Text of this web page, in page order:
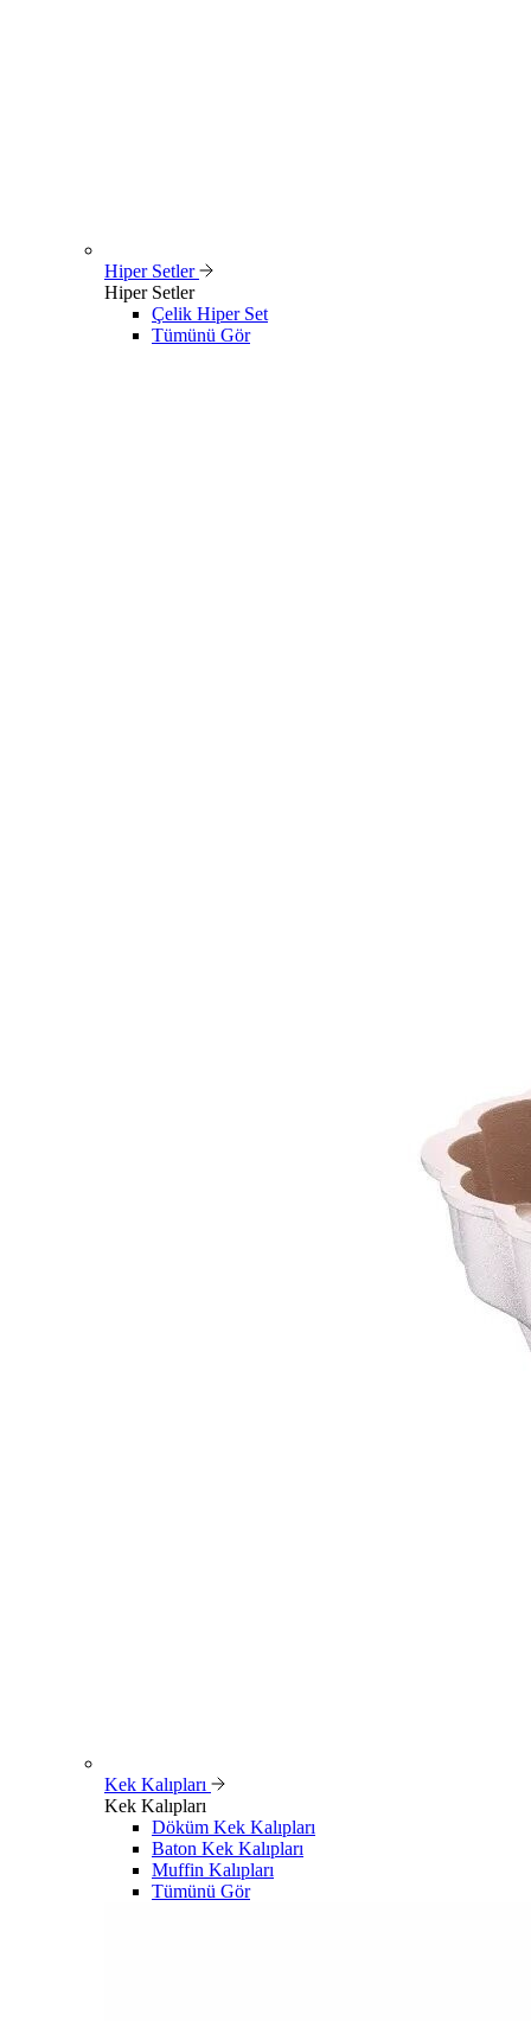
Hiper Setler
Hiper Setler
Çelik Hiper Set
Tümünü Gör
Kek Kalıpları
Kek Kalıpları
Döküm Kek Kalıpları
Baton Kek Kalıpları
Muffin Kalıpları
Tümünü Gör